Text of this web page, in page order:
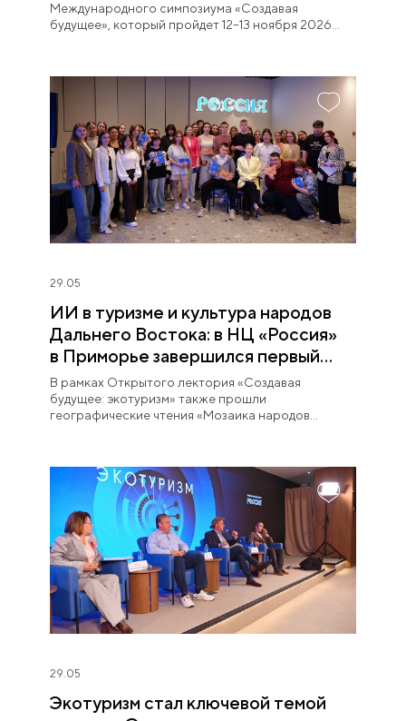
Международного симпозиума «Создавая
будущее», который пройдет 12–13 ноября 2026
29.05
ИИ в туризме и культура народов
Дальнего Востока: в НЦ «Россия»
в Приморье завершился первый
Открытый лекторий
В рамках Открытого лектория «Создавая
будущее: экотуризм» также прошли
географические чтения «Мозаика народов
29.05
Экотуризм стал ключевой темой